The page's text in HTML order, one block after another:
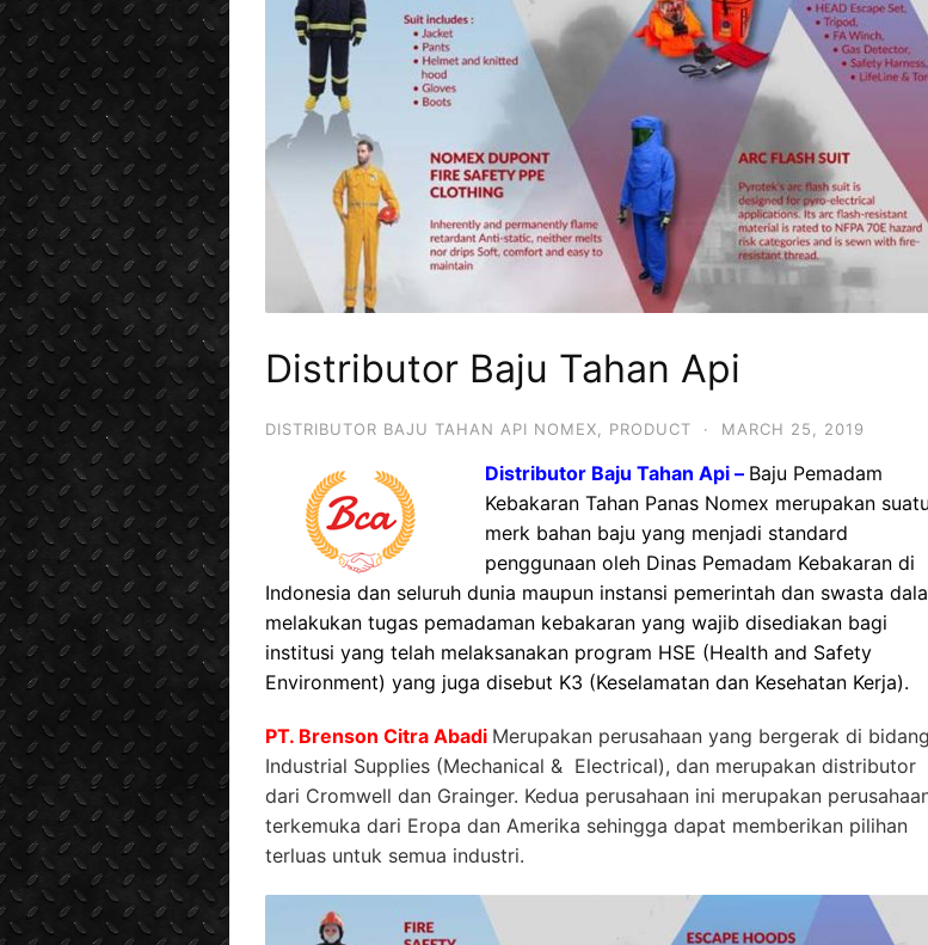
Distributor Baju Tahan Api
DISTRIBUTOR BAJU TAHAN API NOMEX PRODUCT · MARCH 25, 2019
Distributor Baju Tahan Api – Baju Pemadam
Kebakaran Tahan Panas Nomex merupakan suatu
merk bahan baju yang menjadi standard
penggunaan oleh Dinas Pemadam Kebakaran di
Indonesia dan seluruh dunia maupun instansi pemerintah dan swasta
melakukan tugas pemadaman kebakaran yang wajib disediakan bagi
institusi yang telah melaksanakan program HSE (Health and Safety
Environment) yang juga disebut K3 (Keselamatan dan Kesehatan Kerja).
PT. Brenson Citra Abadi Merupakan perusahaan yang bergerak di bidang
Industrial Supplies (Mechanical & Electrical), dan merupakan distributor
dari Cromwell dan Grainger. Kedua perusahaan ini merupakan
terkemuka dari Eropa dan Amerika sehingga dapat memberikan pilihan
terluas untuk semua industri.